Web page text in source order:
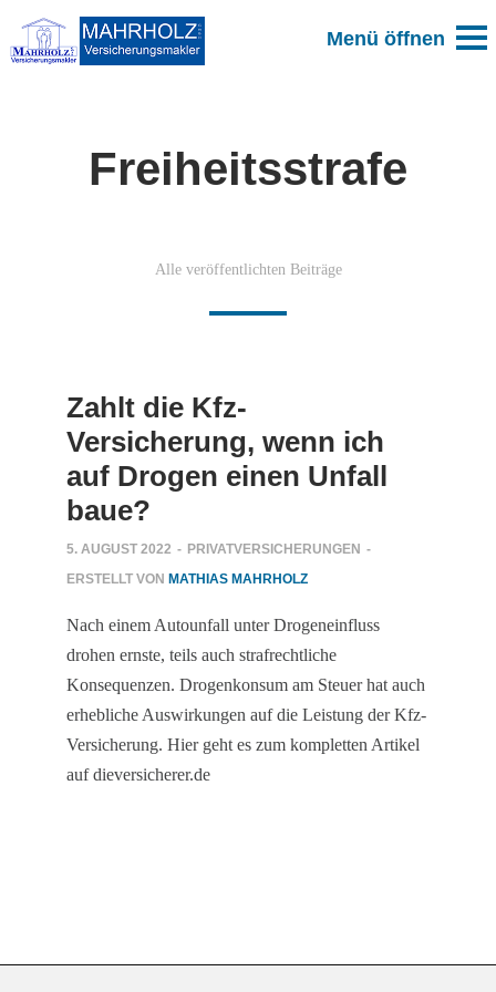
Freiheitsstrafe
Alle veröffentlichten Beiträge
Zahlt die Kfz-
Versicherung, wenn ich
auf Drogen einen Unfall
baue?
5. AUGUST 2022 - PRIVATVERSICHERUNGEN -
ERSTELLT VON MATHIAS MAHRHOLZ
Nach einem Autounfall unter Drogeneinfluss
drohen ernste, teils auch strafrechtliche
Konsequenzen. Drogenkonsum am Steuer hat auch
erhebliche Auswirkungen auf die Leistung der Kfz-
Versicherung. Hier geht es zum kompletten Artikel
auf dieversicherer.de